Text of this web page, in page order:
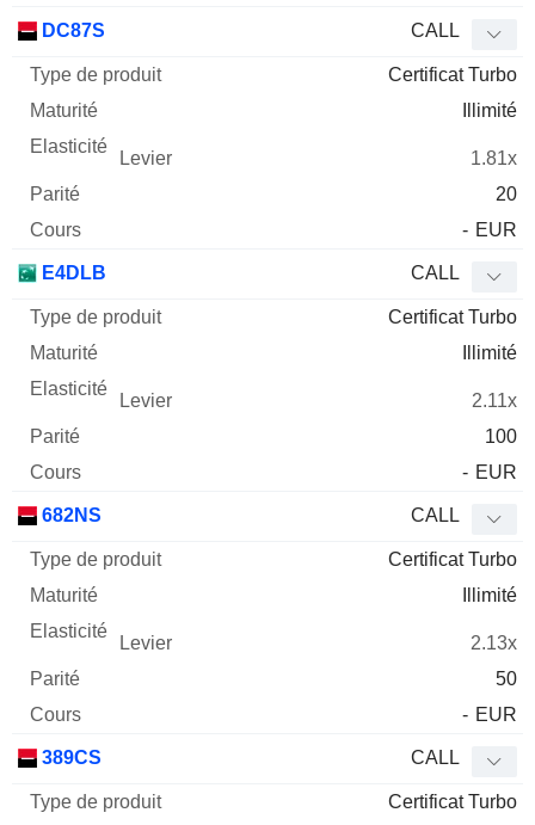
DC87S CALL
Certificat Turbo
Illimité
1.81x
20
- EUR
E4DLB CALL
Certificat Turbo
Illimité
2.11x
100
- EUR
682NS CALL
Certificat Turbo
Illimité
2.13x
50
- EUR
389CS CALL
Certificat Turbo